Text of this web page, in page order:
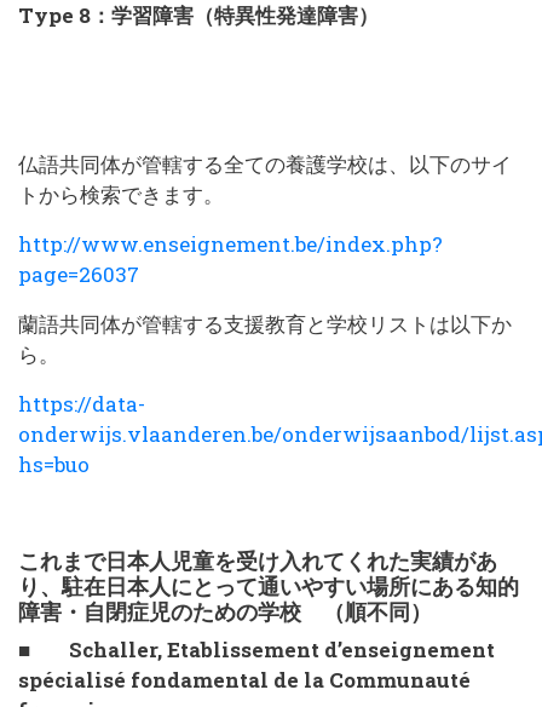
Type 8：学習障害（特異性発達障害）
仏語共同体が管轄する全ての養護学校は、以下のサイ
トから検索できます。
http://www.enseignement.be/index.php?
page=26037
蘭語共同体が管轄する支援教育と学校リストは以下か
ら。
https://data-
onderwijs.vlaanderen.be/onderwijsaanbod/
hs=buo
これまで日本人児童を受け入れてくれた実績があ
り、駐在日本人にとって通いやすい場所にある知的
障害・自閉症児のための学校 （順不同）
■ Schaller, Etablissement d’enseignement
spécialisé fondamental de la Communauté